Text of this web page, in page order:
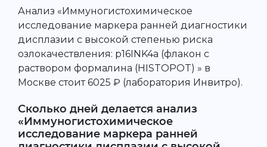
Анализ «Иммуногистохимическое
исследование маркера ранней диагностики
дисплазии с высокой степенью риска
озлокачествления: p16INK4a (флакон с
раствором формалина (HISTOPOT) » в
Москве стоит 6025 ₽ (лаборатория Инвитро).
Сколько дней делается анализ
«Иммуногистохимическое
исследование маркера ранней